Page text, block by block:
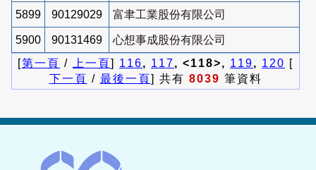
5899 90129029 富聿工業股份有限公司
5900 90131469
心想事成股份有限公司
[第一頁 / 上一頁] 116, 117, <118>, 119, 120 [
下一頁 / 最後一頁] 共有 8039 筆資料